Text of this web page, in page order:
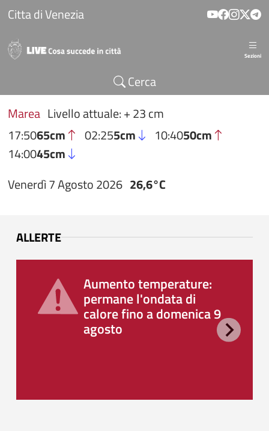
Salta al contenuto principale
Citta di Venezia
Sezioni
Cerca
Marea Livello attuale: + 23 cm
17:5065cm 02:255cm 10:4050cm
14:0045cm
Venerdì 7 Agosto 2026 26,6°C
ALLERTE
Aumento temperature:
permane l'ondata di
calore fino a domenica 9
agosto